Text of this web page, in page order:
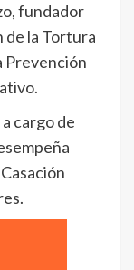
fundador
de la Tortura
Prevención
cargo de